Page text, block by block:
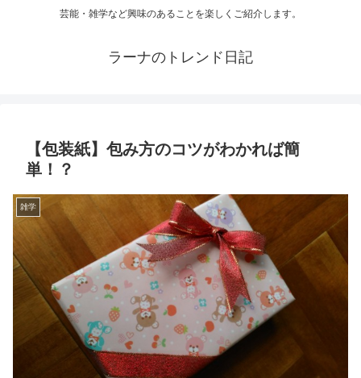
芸能・雑学など興味のあることを楽しくご紹介します。
ラーナのトレンド日記
【包装紙】包み方のコツがわかれば簡
単！？
雑学